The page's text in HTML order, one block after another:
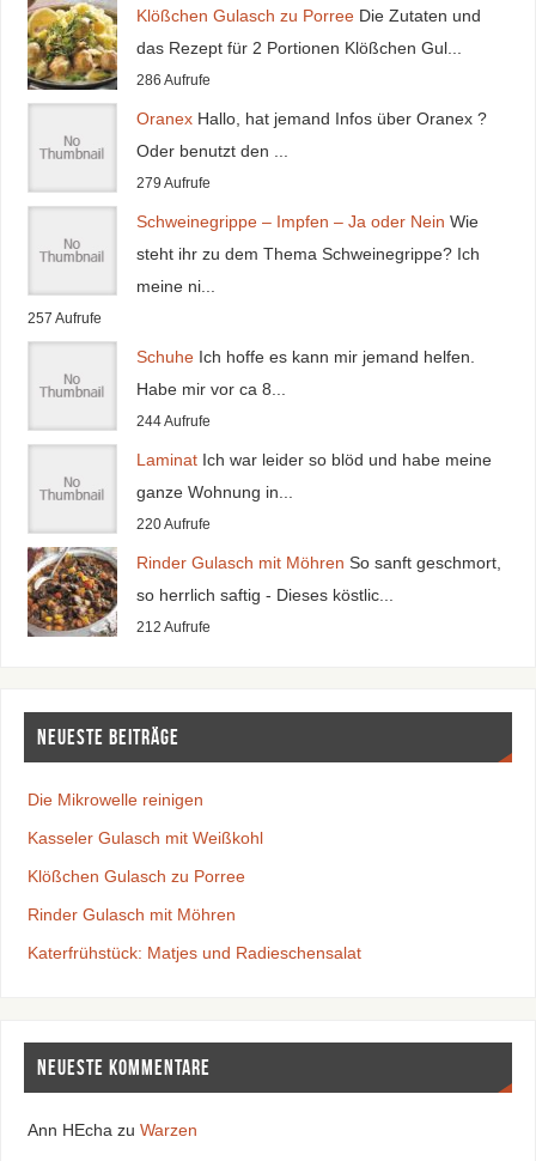
Klößchen Gulasch zu Porree Die Zutaten und
das Rezept für 2 Portionen Klößchen Gul...
286 Aufrufe
Oranex Hallo, hat jemand Infos über Oranex ?
Oder benutzt den ...
279 Aufrufe
Schweinegrippe – Impfen – Ja oder Nein Wie
steht ihr zu dem Thema Schweinegrippe? Ich
meine ni...
257 Aufrufe
Schuhe Ich hoffe es kann mir jemand helfen.
Habe mir vor ca 8...
244 Aufrufe
Laminat Ich war leider so blöd und habe meine
ganze Wohnung in...
220 Aufrufe
Rinder Gulasch mit Möhren So sanft geschmort,
so herrlich saftig - Dieses köstlic...
212 Aufrufe
Neueste Beiträge
Die Mikrowelle reinigen
Kasseler Gulasch mit Weißkohl
Klößchen Gulasch zu Porree
Rinder Gulasch mit Möhren
Katerfrühstück: Matjes und Radieschensalat
Neueste Kommentare
Ann HEcha zu Warzen